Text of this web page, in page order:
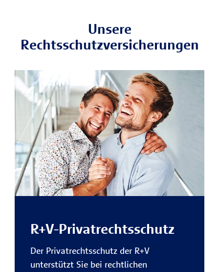
Unsere
Rechtsschutzversicherungen
R+V-Privatrechtsschutz
Der Privatrechtsschutz der R+V
unterstützt Sie bei rechtlichen